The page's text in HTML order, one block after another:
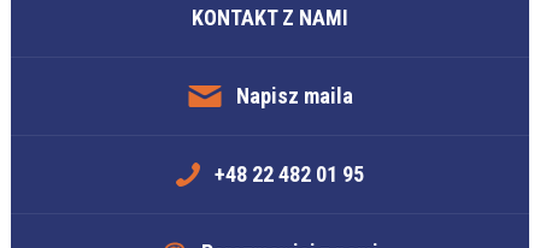
KONTAKT Z NAMI
Napisz maila
+48 22 482 01 95